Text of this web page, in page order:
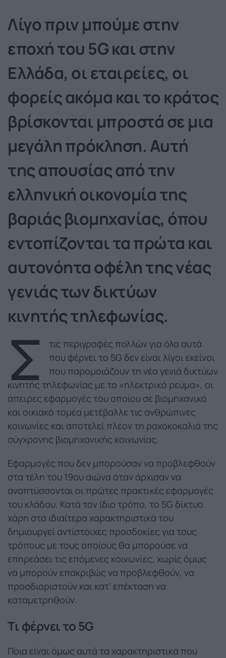
Λίγο πριν μπούμε στην
εποχή του 5G και στην
Ελλάδα, οι εταιρείες, οι
φορείς ακόμα και το κράτος
βρίσκονται μπροστά σε μια
μεγάλη πρόκληση. Αυτή
της απουσίας από την
ελληνική οικονομία της
βαριάς βιομηχανίας, όπου
εντοπίζονται τα πρώτα και
αυτονόητα οφέλη της νέας
γενιάς των δικτύων
κινητής τηλεφωνίας.
Σ
τις περιγραφές πολλών για όλα αυτά
που φέρνει το 5G δεν είναι λίγοι εκείνοι
που παρομοιάζουν τη νέα γενιά δικτύων
κινητής τηλεφωνίας με το «ηλεκτρικό ρεύμα», οι
άπειρες εφαρμογές του οποίου σε βιομηχανικό
και οικιακό τομέα μετέβαλλε τις ανθρώπινες
κοινωνίες και αποτελεί πλέον τη ραχοκοκαλιά της
σύγχρονης βιομηχανικής κοινωνίας.
Εφαρμογές που δεν μπορούσαν να προβλεφθούν
στα τέλη του 19ου αιώνα όταν άρχισαν να
αναπτύσσονται οι πρώτες πρακτικές εφαρμογές
του κλάδου. Κατά τον ίδιο τρόπο, το 5G δίκτυο
χάρη στα ιδιαίτερα χαρακτηριστικά του
δημιουργεί αντίστοιχες προσδοκίες για τους
τρόπους με τους οποίους θα μπορούσε να
επηρεάσει τις επόμενες κοινωνίες, χωρίς όμως
να μπορούν επακριβώς να προβλεφθούν, να
προσδιοριστούν και κατ’ επέκταση να
καταμετρηθούν.
Τι φέρνει το 5G
Ποια είναι όμως αυτά τα χαρακτηριστικά που